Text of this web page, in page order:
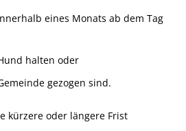
eines Monats ab dem Tag
halten oder
gezogen sind.
kürzere oder längere Frist